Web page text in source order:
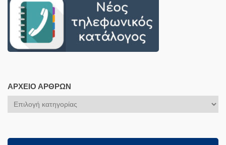
ΑΡΧΕΊΟ ΆΡΘΡΩΝ
Αρχείο
Άρθρων